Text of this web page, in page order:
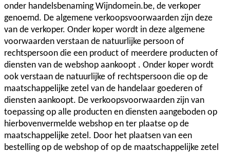
onder handelsbenaming Wijndomein.be, de verkoper
genoemd. De algemene verkoopsvoorwaarden zijn deze
van de verkoper. Onder koper wordt in deze algemene
voorwaarden verstaan de natuurlijke persoon of
rechtspersoon die een product of meerdere producten of
diensten van de webshop aankoopt . Onder koper wordt
ook verstaan de natuurlijke of rechtspersoon die op de
maatschappelijke zetel van de handelaar goederen of
diensten aankoopt. De verkoopsvoorwaarden zijn van
toepassing op alle producten en diensten aangeboden op
hierbovenvermelde webshop en ter plaatse op de
maatschappelijke zetel. Door het plaatsen van een
bestelling op de webshop of op de maatschappelijke zetel